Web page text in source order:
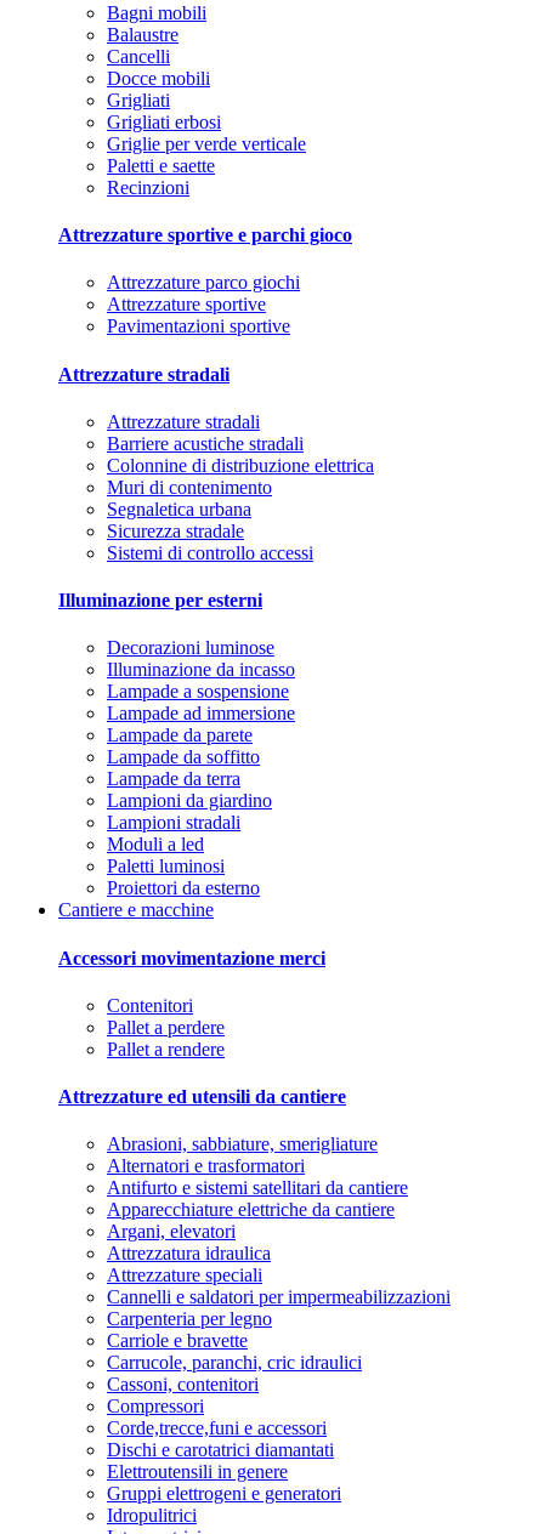
Bagni mobili
Balaustre
Cancelli
Docce mobili
Grigliati
Grigliati erbosi
Griglie per verde verticale
Paletti e saette
Recinzioni
Attrezzature sportive e parchi gioco
Attrezzature parco giochi
Attrezzature sportive
Pavimentazioni sportive
Attrezzature stradali
Attrezzature stradali
Barriere acustiche stradali
Colonnine di distribuzione elettrica
Muri di contenimento
Segnaletica urbana
Sicurezza stradale
Sistemi di controllo accessi
Illuminazione per esterni
Decorazioni luminose
Illuminazione da incasso
Lampade a sospensione
Lampade ad immersione
Lampade da parete
Lampade da soffitto
Lampade da terra
Lampioni da giardino
Lampioni stradali
Moduli a led
Paletti luminosi
Proiettori da esterno
Cantiere e macchine
Accessori movimentazione merci
Contenitori
Pallet a perdere
Pallet a rendere
Attrezzature ed utensili da cantiere
Abrasioni, sabbiature, smerigliature
Alternatori e trasformatori
Antifurto e sistemi satellitari da cantiere
Apparecchiature elettriche da cantiere
Argani, elevatori
Attrezzatura idraulica
Attrezzature speciali
Cannelli e saldatori per impermeabilizzazioni
Carpenteria per legno
Carriole e bravette
Carrucole, paranchi, cric idraulici
Cassoni, contenitori
Compressori
Corde,trecce,funi e accessori
Dischi e carotatrici diamantati
Elettroutensili in genere
Gruppi elettrogeni e generatori
Idropulitrici